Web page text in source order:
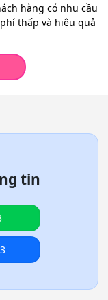
hàng có nhu cầu
thấp và hiệu quả
tin